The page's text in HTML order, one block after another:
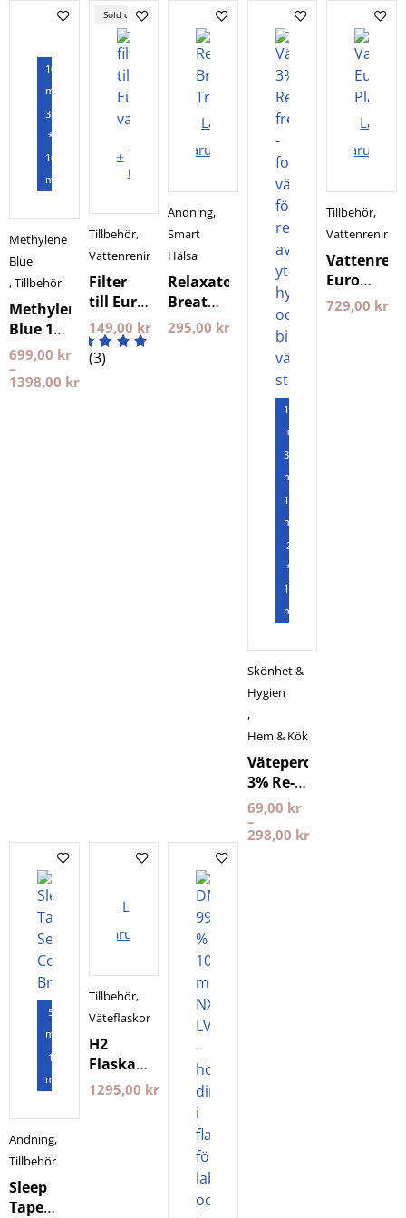
100
ml
3st
*
100
ml
Methylene
Blue
,Tillbehör
Methylene
Blue 1%
100 ml
NXT LVL
699,00 kr
–
1398,00 kr
Sold out
mer
Tillbehör,
Vattenrening
Filter
till Euro
vattenrenare
(kran)
PlanetsOwn
149,00 kr
(3)
Lägg i
varukorgen
Andning,
Smart
Hälsa
Relaxator
Breath
Trainer
295,00 kr
150
ml
300
ml
1000
ml
2
*
1000
ml
Skönhet &
Hygien
,
Hem & Kök
Väteperoxid
3% Re-
fresh
69,00 kr
–
298,00 kr
Lägg i
Tillbehör,
Vattenrening
Euro
729,00 kr
5
månader
1
månad
Andning,
Tillbehör
Sleep
Tape
Lägg i
varukorgen
Tillbehör,
Väteflaskor
H2
Flaska
Hydrogen
1295,00 kr